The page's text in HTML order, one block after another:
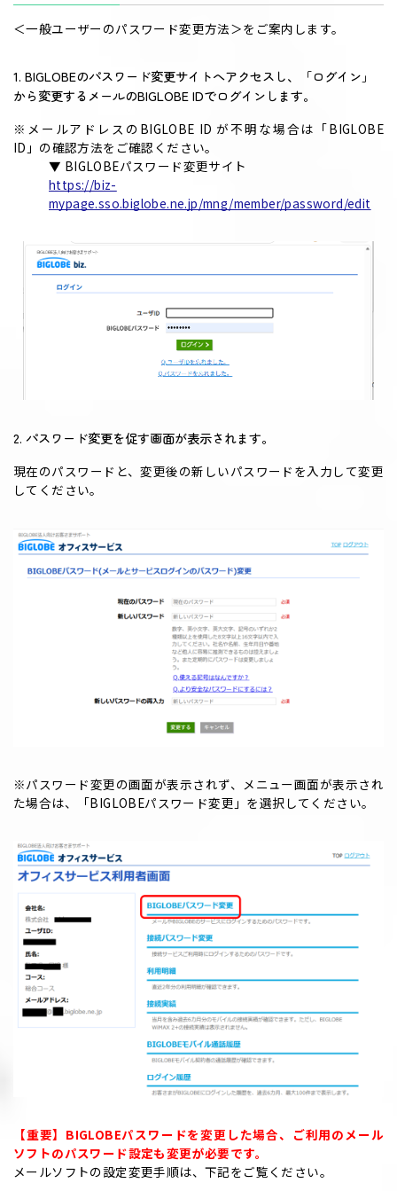
＜一般ユーザーのパスワード変更方法＞をご案内します。
1. BIGLOBEのパスワード変更サイトへアクセスし、「ログイン」
から変更するメールのBIGLOBE IDでログインします。
※メールアドレスのBIGLOBE ID が不明な場合は「BIGLOBE
ID」の確認方法をご確認ください。
▼ BIGLOBEパスワード変更サイト
https://biz-
mypage.sso.biglobe.ne.jp/mng/member/password/edit
2. パスワード変更を促す画面が表示されます。
現在のパスワードと、変更後の新しいパスワードを入力して変更
してください。
※パスワード変更の画面が表示されず、メニュー画面が表示され
た場合は、「BIGLOBEパスワード変更」を選択してください。
【重要】BIGLOBEパスワードを変更した場合、ご利用のメール
ソフトのパスワード設定も変更が必要です。
メールソフトの設定変更手順は、下記をご覧ください。